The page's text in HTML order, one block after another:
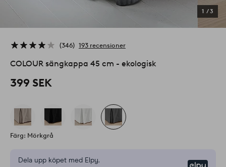
1 /3
346 193 recensioner
COLOUR sängkappa 45 cm - ekologisk
399 SEK
Färg: Mörkgrå
Dela upp köpet med Elpy.